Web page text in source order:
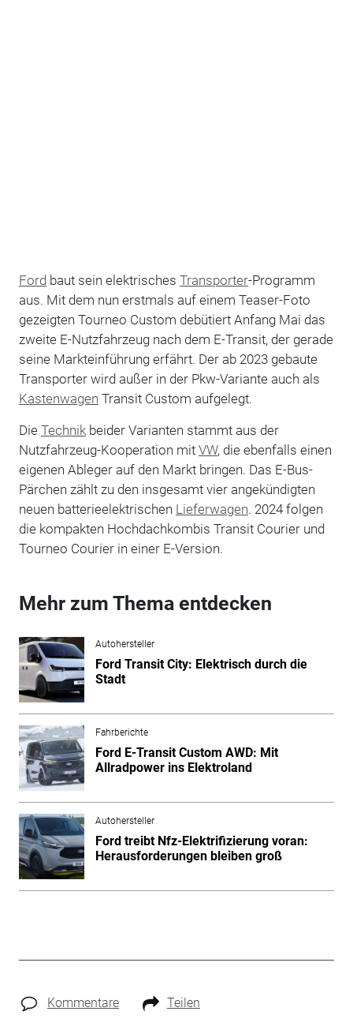
Ford baut sein elektrisches Transporter-Programm
aus. Mit dem nun erstmals auf einem Teaser-Foto
gezeigten Tourneo Custom debütiert Anfang Mai das
zweite E-Nutzfahrzeug nach dem E-Transit, der gerade
seine Markteinführung erfährt. Der ab 2023 gebaute
Transporter wird außer in der Pkw-Variante auch als
Kastenwagen Transit Custom aufgelegt.
Die Technikbeider Varianten stammt aus der
Nutzfahrzeug-Kooperation mit VW, die ebenfalls einen
eigenen Ableger auf den Markt bringen. Das E-Bus-
Pärchen zählt zu den insgesamt vier angekündigten
neuen batterieelektrischen Lieferwagen. 2024 folgen
die kompakten Hochdachkombis Transit Courier und
Tourneo Courier in einer E-Version.
Mehr zum Thema entdecken
Autohersteller
Ford Transit City: Elektrisch durch die
Stadt
Fahrberichte
Ford E-Transit Custom AWD: Mit
Allradpower ins Elektroland
Autohersteller
Ford treibt Nfz-Elektrifizierung voran:
Herausforderungen bleiben groß
Kommentare Teilen